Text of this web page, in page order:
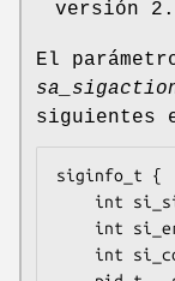
versión
El
siguientes
siginfo_t {